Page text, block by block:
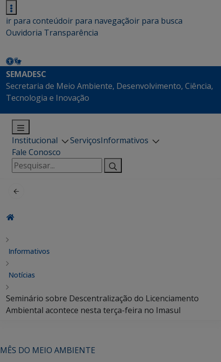
ir para conteúdoir para navegaçãoir para busca
Ouvidoria Transparência
SEMADESC
Secretaria de Meio Ambiente, Desenvolvimento, Ciência,
Tecnologia e Inovação
Institucional ServiçosInformativos
Fale Conosco
Pesquisar
por:
Informativos
Notícias
Seminário sobre Descentralização do Licenciamento
Ambiental acontece nesta terça-feira no Imasul
MÊS DO MEIO AMBIENTE